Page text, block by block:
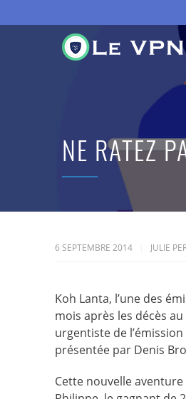
NE RATEZ
6 SEPTEMBRE 2014 JULIE
Koh Lanta, l’une des
mois après les décès
urgentiste de
présentée par Denis
Cette nouvelle